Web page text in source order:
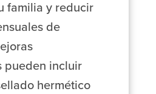
familia y reducir
de
pueden incluir
hermético